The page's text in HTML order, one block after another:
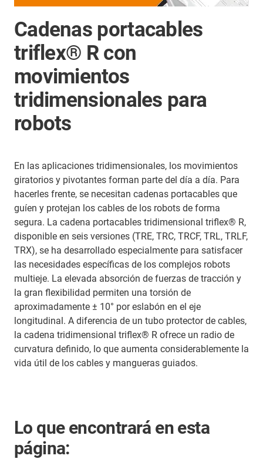
Cadenas portacables
triflex® R con
movimientos
tridimensionales para
robots
En las aplicaciones tridimensionales, los movimientos
giratorios y pivotantes forman parte del día a día. Para
hacerles frente, se necesitan cadenas portacables que
guíen y protejan los cables de los robots de forma
segura. La cadena portacables tridimensional triflex® R,
disponible en seis versiones (TRE, TRC, TRCF, TRL, TRLF,
TRX), se ha desarrollado especialmente para satisfacer
las necesidades específicas de los complejos robots
multieje. La elevada absorción de fuerzas de tracción y
la gran flexibilidad permiten una torsión de
aproximadamente ± 10° por eslabón en el eje
longitudinal. A diferencia de un tubo protector de cables,
la cadena tridimensional triflex® R ofrece un radio de
curvatura definido, lo que aumenta considerablemente la
vida útil de los cables y mangueras guiados.
Lo que encontrará en esta
página: